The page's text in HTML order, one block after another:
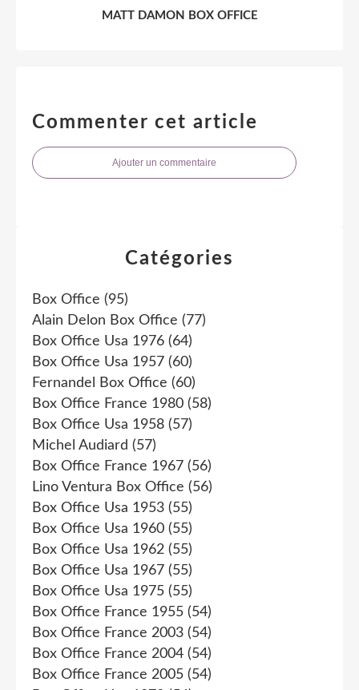
MATT DAMON BOX OFFICE
Commenter cet article
Ajouter un commentaire
Catégories
Box Office (95)
Alain Delon Box Office (77)
Box Office Usa 1976 (64)
Box Office Usa 1957 (60)
Fernandel Box Office (60)
Box Office France 1980 (58)
Box Office Usa 1958 (57)
Michel Audiard (57)
Box Office France 1967 (56)
Lino Ventura Box Office (56)
Box Office Usa 1953 (55)
Box Office Usa 1960 (55)
Box Office Usa 1962 (55)
Box Office Usa 1967 (55)
Box Office Usa 1975 (55)
Box Office France 1955 (54)
Box Office France 2003 (54)
Box Office France 2004 (54)
Box Office France 2005 (54)